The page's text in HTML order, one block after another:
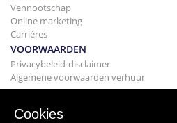
Vennootschap
Online marketing
Carrières
VOORWAARDEN
Privacybeleid-disclaimer
Algemene voorwaarden verhuur
BOUWEN
Projecten
Cookies